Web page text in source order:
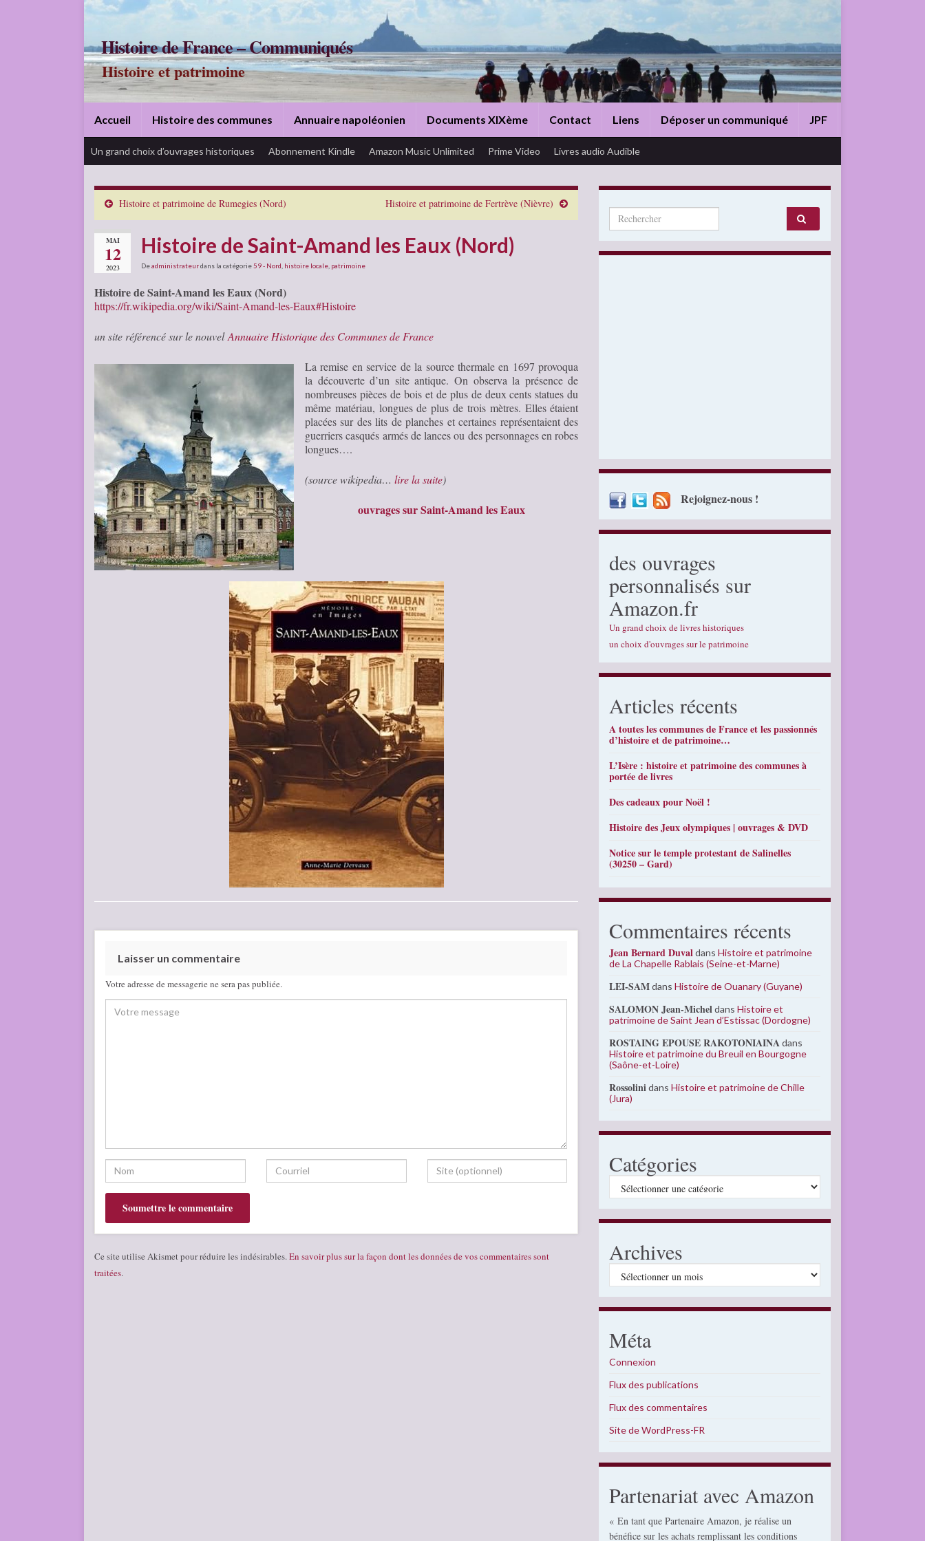
Histoire de France – Communiqués
Histoire et patrimoine
Accueil Histoire des communes Annuaire napoléonien Documents XIXème Contact Liens Déposer un communiqué JPF
Un grand choix d’ouvrages historiques Abonnement Kindle Amazon Music Unlimited Prime Video Livres audio Audible
Histoire et patrimoine de Rumegies (Nord) Histoire et patrimoine de Fertrève (Nièvre)
MAI
12
2023
Histoire de Saint-Amand les Eaux (Nord)
Deadministrateurdans la catégorie 59 - Nord histoire locale patrimoine
Histoire de Saint-Amand les Eaux (Nord)
https://fr.wikipedia.org/wiki/Saint-Amand-les-Eaux#Histoire
un site référencé sur le nouvelAnnuaire Historique des Communes de France
La remise en service de la source thermale en 1697 provoqua
la découverte d’un site antique. On observa la présence de
nombreuses pièces de bois et de plus de deux cents statues du
même matériau, longues de plus de trois mètres. Elles étaient
placées sur des lits de planches et certaines représentaient des
guerriers casqués armés de lances ou des personnages en robes
longues….
(source wikipedia… lire la suite)
ouvrages sur Saint-Amand les Eaux
Laisser un commentaire
Votre adresse de messagerie ne sera pas publiée.
Ce site utilise Akismet pour réduire les indésirables. En savoir plus sur la façon dont les données de vos commentaires sont
traitées.
Search for:
Rejoignez-nous !
des ouvrages
personnalisés sur
Amazon.fr
Un grand choix de livres historiques
un choix d'ouvrages sur le patrimoine
Articles récents
A toutes les communes de France et les passionnés
d’histoire et de patrimoine…
L’Isère : histoire et patrimoine des communes à
portée de livres
Des cadeaux pour Noël !
Histoire des Jeux olympiques | ouvrages & DVD
Notice sur le temple protestant de Salinelles
(30250 – Gard)
Commentaires récents
Jean Bernard DuvaldansHistoire et patrimoine
de La Chapelle Rablais (Seine-et-Marne)
LEI-SAMdansHistoire de Ouanary (Guyane)
SALOMON Jean-MicheldansHistoire et
patrimoine de Saint Jean d’Estissac (Dordogne)
ROSTAING EPOUSE RAKOTONIAINAdans
Histoire et patrimoine du Breuil en Bourgogne
(Saône-et-Loire)
RossolinidansHistoire et patrimoine de Chille
(Jura)
Catégories
Catégories
Archives
Archives
Méta
Connexion
Flux des publications
Flux des commentaires
Site de WordPress-FR
Partenariat avec Amazon
« En tant que Partenaire Amazon, je réalise un
bénéfice sur les achats remplissant les conditions